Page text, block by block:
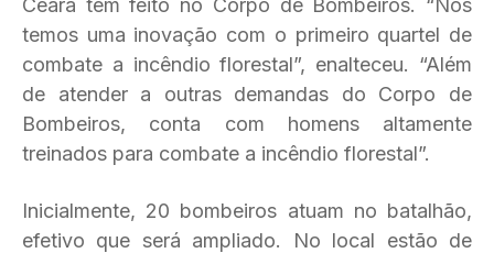
Ceará tem feito no Corpo de Bombeiros. “Nós
temos uma inovação com o primeiro quartel de
combate a incêndio florestal”, enalteceu. “Além
de atender a outras demandas do Corpo de
Bombeiros, conta com homens altamente
treinados para combate a incêndio florestal”.
Inicialmente, 20 bombeiros atuam no batalhão,
efetivo que será ampliado. No local estão de